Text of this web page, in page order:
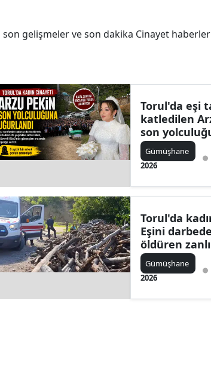
Bingöl
Bolu
Burdur
Bursa
Çanakkale
Çankırı
Çorum
Denizli
Diyarbakır
gelişmeler ve son dakika Cinayet
Torul'da eşi
katledilen
son
uğurlandı
Gümüşhane
2026
Torul'da
Eşini
öldüren
aranıyor
Gümüşhane
2026